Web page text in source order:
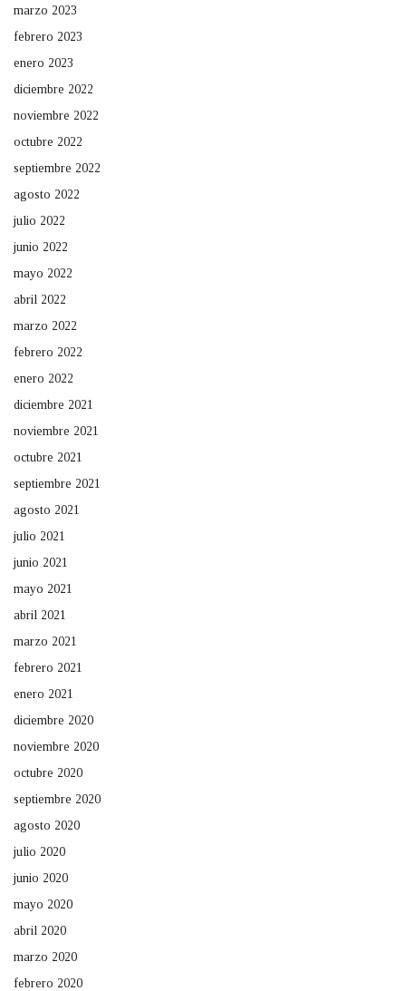
marzo 2023
febrero 2023
enero 2023
diciembre 2022
noviembre 2022
octubre 2022
septiembre 2022
agosto 2022
julio 2022
junio 2022
mayo 2022
abril 2022
marzo 2022
febrero 2022
enero 2022
diciembre 2021
noviembre 2021
octubre 2021
septiembre 2021
agosto 2021
julio 2021
junio 2021
mayo 2021
abril 2021
marzo 2021
febrero 2021
enero 2021
diciembre 2020
noviembre 2020
octubre 2020
septiembre 2020
agosto 2020
julio 2020
junio 2020
mayo 2020
abril 2020
marzo 2020
febrero 2020